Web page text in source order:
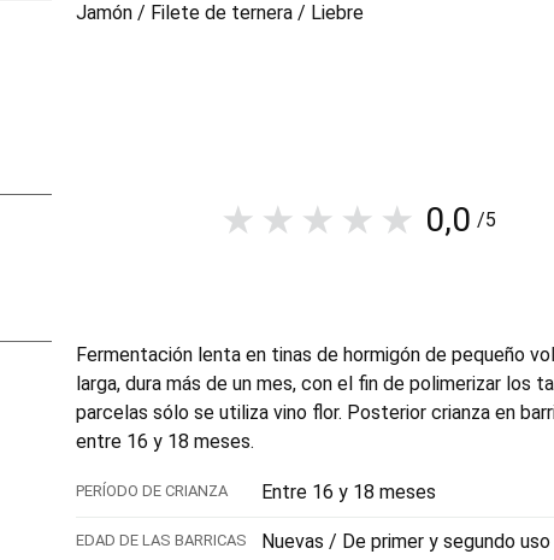
Jamón / Filete de ternera / Liebre
0,0 /5
Fermentación lenta en tinas de hormigón de pequeño
larga, dura más de un mes, con el fin de polimerizar los
parcelas sólo se utiliza vino flor. Posterior crianza en
entre 16 y 18 meses.
PERÍODO DE CRIANZA Entre 16 y 18 meses
EDAD DE LAS BARRICAS Nuevas / De primer y segundo uso